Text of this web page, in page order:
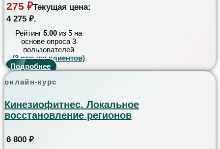
275 ₽Текущая цена:
4 275 ₽.
Рейтинг5.00 из 5 на
основе опроса3
пользователей
(3отзыва клиентов)
Подробнее
онлайн-курс
Кинезиофитнес. Локальное
восстановление регионов
6 800 ₽